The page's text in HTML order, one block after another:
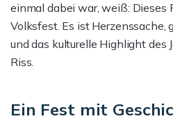
einmal dabei war, weiß: Dieses
Volksfest. Es ist Herzenssache,
und das kulturelle Highlight des
Riss.
Ein Fest mit